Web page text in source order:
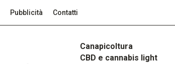
Pubblicità Contatti
Canapicoltura
CBD e cannabis light